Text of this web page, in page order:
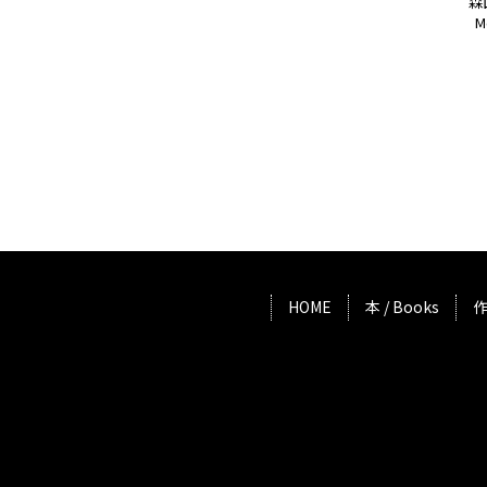
HOME 本 / Books